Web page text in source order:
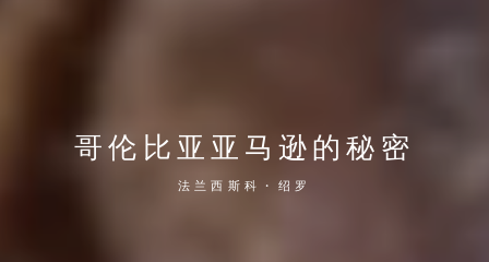
哥伦比亚亚马逊的秘密
法兰西斯科・绍罗